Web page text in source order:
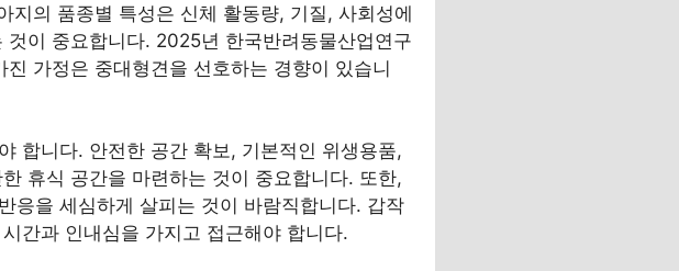
지의 품종별 특성은 신체 활동량, 기질, 사회성에
이 중요합니다. 2025년 한국반려동물산업연구
가정은 중대형견을 선호하는 경향이 있습니
합니다. 안전한 공간 확보, 기본적인 위생용품,
휴식 공간을 마련하는 것이 중요합니다. 또한,
응을 세심하게 살피는 것이 바람직합니다. 갑작
간과 인내심을 가지고 접근해야 합니다.